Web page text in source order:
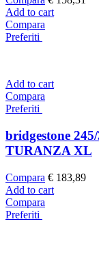
Add to cart
Compara
Preferiti
Add to cart
Compara
Preferiti
bridgestone
TURANZA XL
Compara € 183,89
Add to cart
Compara
Preferiti